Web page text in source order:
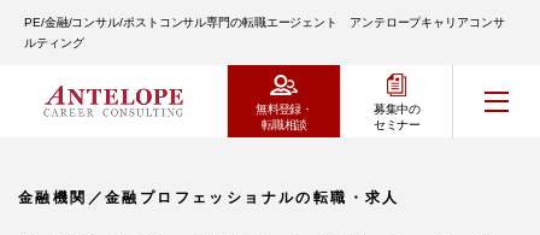
PE/金融/コンサル/ポストコンサル専門の転職エージェント アンテロープキャリアコンサ
ルティング
無料登録・
転職相談
募集中の
セミナー
金融機関／金融プロフェッショナルの転職・求人